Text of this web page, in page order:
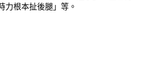
力根本扯後腿」等。